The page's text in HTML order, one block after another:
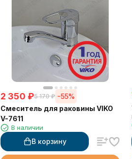
2 350 ₽5 170 ₽ -55%
Смеситель для раковины VIKO
V-7611
В наличии
В корзину